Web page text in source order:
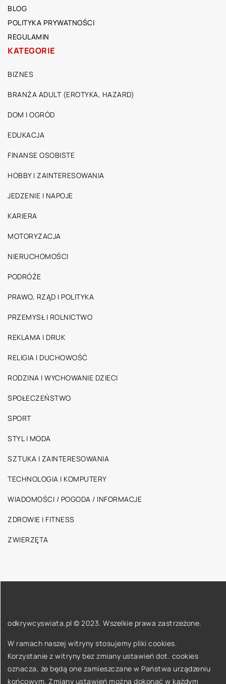
BLOG
POLITYKA PRYWATNOŚCI
REGULAMIN
KATEGORIE
BIZNES
BRANŻA ADULT (EROTYKA, HAZARD)
DOM I OGRÓD
EDUKACJA
FINANSE OSOBISTE
HOBBY I ZAINTERESOWANIA
JEDZENIE I NAPOJE
KARIERA
MOTORYZACJA
NIERUCHOMOŚCI
PODRÓŻE
PRAWO, RZĄD I POLITYKA
PRZEMYSŁ I ROLNICTWO
REKLAMA I DRUK
RELIGIA I DUCHOWOŚĆ
RODZINA I WYCHOWANIE DZIECI
SPOŁECZEŃSTWO
SPORT
STYL I MODA
SZTUKA I ZAINTERESOWANIA
TECHNOLOGIA I KOMPUTERY
WIADOMOŚCI / POGODA / INFORMACJE
ZDROWIE I FITNESS
ZWIERZĘTA
odkrywcyswiata.pl © 2023. Wszelkie prawa zastrzeżone.
W ramach naszej witryny stosujemy pliki cookies.
Korzystanie z witryny bez zmiany ustawień dot. cookies
oznacza, że będą one zamieszczane w Państwa urządzeniu
końcowym. Zmiany ustawień można dokonać w każdym